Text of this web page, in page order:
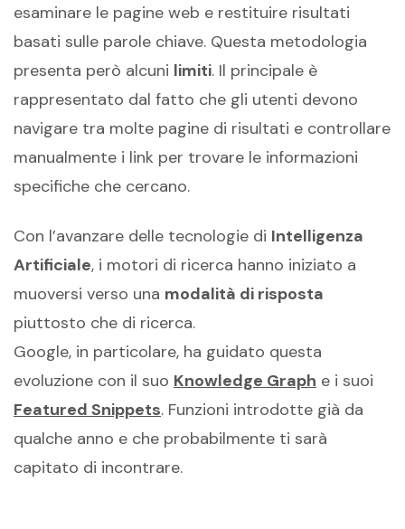
esaminare le pagine web e restituire risultati
basati sulle parole chiave. Questa metodologia
presenta però alcuni limiti. Il principale è
rappresentato dal fatto che gli utenti devono
navigare tra molte pagine di risultati e controllare
manualmente i link per trovare le informazioni
specifiche che cercano.
Con l’avanzare delle tecnologie di Intelligenza
Artificiale, i motori di ricerca hanno iniziato a
muoversi verso una modalità di risposta
piuttosto che di ricerca.
Google, in particolare, ha guidato questa
evoluzione con il suo Knowledge Graph e i suoi
Featured Snippets. Funzioni introdotte già da
qualche anno e che probabilmente ti sarà
capitato di incontrare.